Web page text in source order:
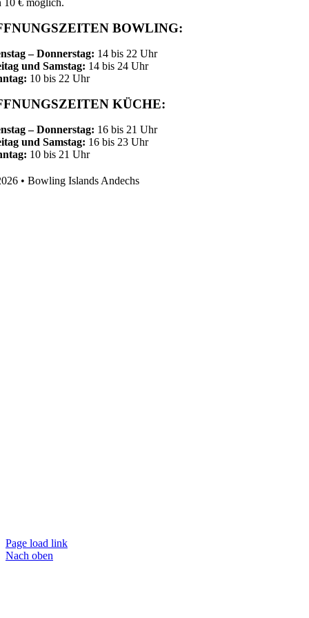
BOWLING:
– Donnerstag: 14 bis 22 Uhr
und Samstag: 14 bis 24 Uhr
10 bis 22 Uhr
KÜCHE:
– Donnerstag: 16 bis 21 Uhr
und Samstag: 16 bis 23 Uhr
10 bis 21 Uhr
• Bowling Islands Andechs
Page load link
Nach oben